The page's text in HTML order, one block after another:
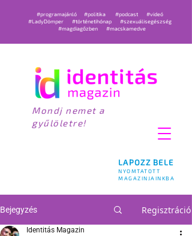
LAPOZZ BELE
NYOMTATOTT
MAGAZINJAINKBA
#programajánló #politika #podcast
#videó
#LadyDömper
#történetihónap
#szexuálisegészség
#magdiagőzben
#macskamedve
Mondj nemet a
gyűlöletre!
Bejegyzés Regisztráció
Identitás Magazin